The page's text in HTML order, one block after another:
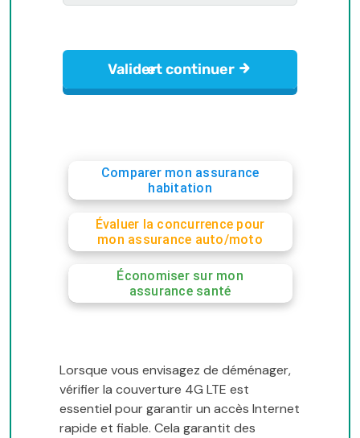
Comparer mon assurance
habitation
Évaluer la concurrence pour
mon assurance auto/moto
Économiser sur mon
assurance santé
Lorsque vous envisagez de déménager,
vérifier la couverture 4G LTE est
essentiel pour garantir un accès Internet
rapide et fiable. Cela garantit des